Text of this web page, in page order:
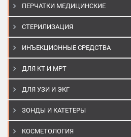
ПЕРЧАТКИ МЕДИЦИНСКИЕ
СТЕРИЛИЗАЦИЯ
ИНЪЕКЦИОННЫЕ СРЕДСТВА
ДЛЯ КТ И МРТ
ДЛЯ УЗИ И ЭКГ
ЗОНДЫ И КАТЕТЕРЫ
КОСМЕТОЛОГИЯ